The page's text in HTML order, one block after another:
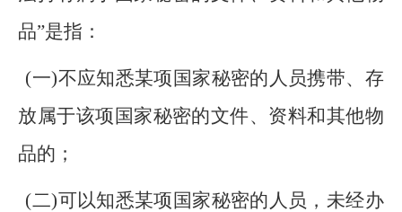
品”是指：
(一)不应知悉某项国家秘密的人员携带、存
放属于该项国家秘密的文件、资料和其他物
品的；
(二)可以知悉某项国家秘密的人员，未经办